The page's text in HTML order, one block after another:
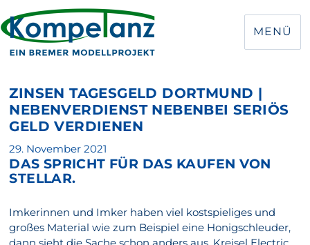
MENÜ
ZINSEN TAGESGELD DORTMUND |
NEBENVERDIENST NEBENBEI SERIÖS
GELD VERDIENEN
Veröffentlicht
am
29. November 2021
DAS SPRICHT FÜR DAS KAUFEN VON
STELLAR.
Imkerinnen und Imker haben viel kostspieliges und
großes Material wie zum Beispiel eine Honigschleuder,
dann sieht die Sache schon anders aus. Kreisel Electric